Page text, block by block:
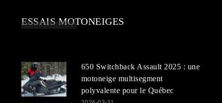
ESSAIS MOTONEIGES
650 Switchback Assault 2025 : une
motoneige multisegment
polyvalente pour le Québec